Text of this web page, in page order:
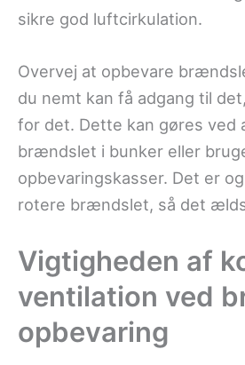
sikre god luftcirkulation.
Overvej at opbevare
du nemt kan få adgang til
for det. Dette kan gøres ved
brændslet i bunker eller
opbevaringskasser. Det er
rotere brændslet, så det
Vigtigheden af
ventilation ved
opbevaring